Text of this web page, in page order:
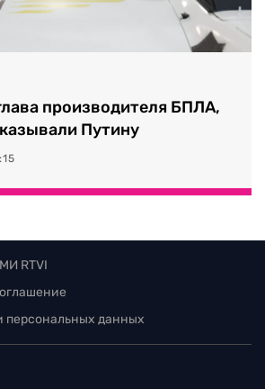
производителя БПЛА,
Путину
RTVI
персональных данных